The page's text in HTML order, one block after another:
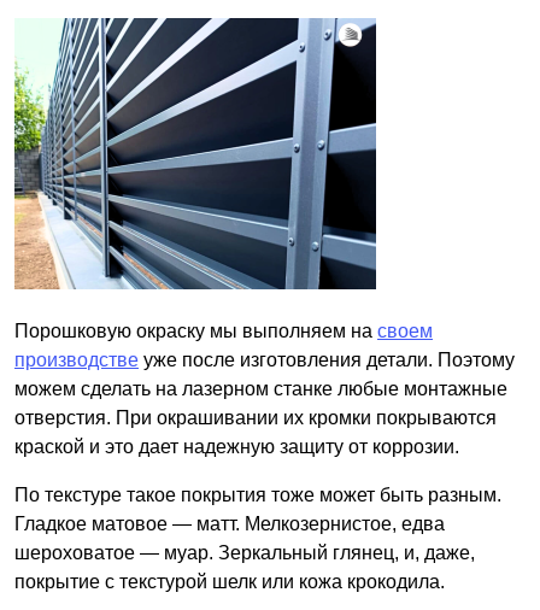
Порошковую окраску мы выполняем на своем
производстве уже после изготовления детали. Поэтому
можем сделать на лазерном станке любые монтажные
отверстия. При окрашивании их кромки покрываются
краской и это дает надежную защиту от коррозии.
По текстуре такое покрытия тоже может быть разным.
Гладкое матовое — матт. Мелкозернистое, едва
шероховатое — муар. Зеркальный глянец, и, даже,
покрытие с текстурой шелк или кожа крокодила.